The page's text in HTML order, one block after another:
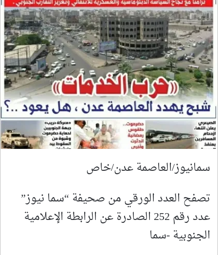
سمانيوز/العاصمة عدن/خاص
تصفح العدد الورقي من صحيفة “سما نيوز”
عدد رقم 252 الصادرة عن الرابطة الإعلامية
الجنوبية -سما